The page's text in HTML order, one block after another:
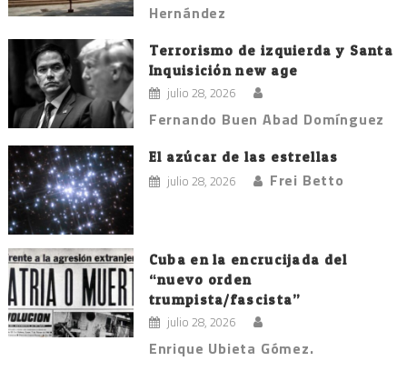
Hernández
Terrorismo de izquierda y Santa
Inquisición new age
julio 28, 2026
Fernando Buen Abad Domínguez
El azúcar de las estrellas
julio 28, 2026 Frei Betto
Cuba en la encrucijada del
“nuevo orden
trumpista/fascista”
julio 28, 2026
Enrique Ubieta Gómez.